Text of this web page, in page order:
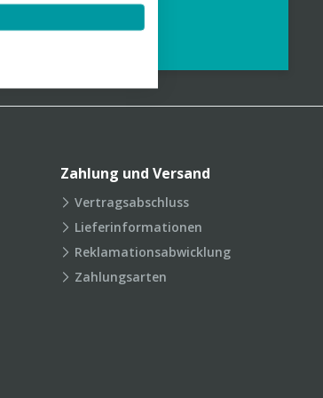
Produktvideos
Zahlung und Versand
Vertragsabschluss
Lieferinformationen
Reklamationsabwicklung
Zahlungsarten